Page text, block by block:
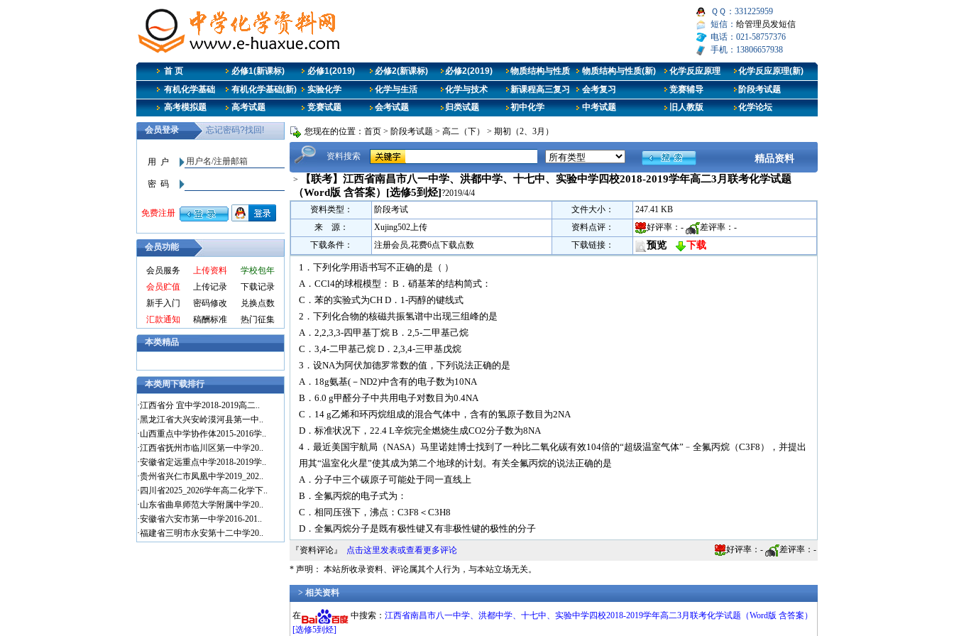
ＱＱ：331225959
短信： 给管理员发短信
电话：021-58757376
手机：13806657938
首 页 必修1(新课标) 必修1(2019) 必修2(新课标) 必修2(2019) 物质结构与性质 物质结构与性质(新) 化学反应原理
化学反应原理(新)
有机化学基础
有机化学基础(新) 实验化学 化学与生活 化学与技术 新课程高三复习 会考复习 竞赛辅导
阶段考试题
高考模拟题
高考试题 竞赛试题 会考试题 归类试题 初中化学 中考试题 旧人教版 化学论坛
会员功能
会员服务 上传资料
学校包年
会员贮值
上传记录
下载记录
新手入门
密码修改
兑换点数
汇款通知
稿酬标准 热门征集
本类精品
本类周下载排行
·江西省分 宜中学2018-2019高二..
·黑龙江省大兴安岭漠河县第一中..
·山西重点中学协作体2015-2016学..
·江西省抚州市临川区第一中学20..
·安徽省定远重点中学2018-2019学..
·贵州省兴仁市凤凰中学2019_202..
· 四川省2025_2026学年高二化学下..
·山东省曲阜师范大学附属中学20..
·安徽省六安市第一中学2016-201..
·福建省三明市永安第十二中学20..
您现在的位置： 首页 > 阶段考试题 > 高二（下） > 期初（2、3月）
资料搜索 精品资料
>
【联考】江西省南昌市八一中学、洪都中学、十七中、实验中学四校2018-2019学年高二3月联考化学试题
（Word版 含答案）[选修5到烃]?2019/4/4
资料类型：
阶段考试 文件大小：
247.41 KB
来 源：
Xujing502上传 资料点评： 好评率： - 差评率： -
下载条件：
注册会员,花费6点下载点数 下载链接： 预览 下载
1．下列化学用语书写不正确的是（ ）
A．CCl4的球棍模型： B．硝基苯的结构简式：
C．苯的实验式为CH D．1-丙醇的键线式
2．下列化合物的核磁共振氢谱中出现三组峰的是
A．2,2,3,3-四甲基丁烷 B．2,5-二甲基己烷
C．3,4-二甲基己烷 D．2,3,4-三甲基戊烷
3．设NA为阿伏加德罗常数的值，下列说法正确的是
A．18g氨基(－ND2)中含有的电子数为10NA
B．6.0 g甲醛分子中共用电子对数目为0.4NA
C．14 g乙烯和环丙烷组成的混合气体中，含有的氢原子数目为2NA
D．标准状况下，22.4 L辛烷完全燃烧生成CO2分子数为8NA
4．最近美国宇航局（NASA）马里诺娃博士找到了一种比二氧化碳有效104倍的“超级温室气体”﹣全氟丙烷（C3F8），并提出
用其“温室化火星”使其成为第二个地球的计划。有关全氟丙烷的说法正确的是
A．分子中三个碳原子可能处于同一直线上
B．全氟丙烷的电子式为：
C．相同压强下，沸点：C3F8＜C3H8
D．全氟丙烷分子是既有极性键又有非极性键的极性的分子
『资料评论』 点击这里发表或查看更多评论 好评率： - 差评率： -
* 声明： 本站所收录资料、评论属其个人行为，与本站立场无关。
> 相关资料
在 中搜索： 江西省南昌市八一中学、洪都中学、十七中、实验中学四校2018-2019学年高二3月联考化学试题（Word版 含答案）
[选修5到烃]